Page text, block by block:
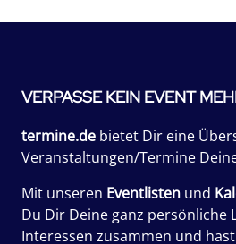
VERPASSE KEIN EVENT
termine.de bietet Dir eine
Veranstaltungen/Termine
Mit unseren Eventlisten und
Du Dir Deine ganz persönliche
Interessen zusammen und